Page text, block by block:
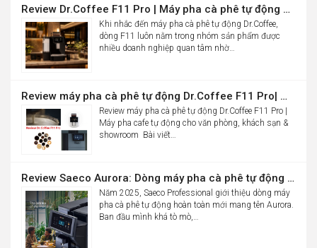
Review Dr.Coffee F11 Pro | Máy pha cà phê tự động cho văn phòng
Khi nhắc đến máy pha cà phê tự động Dr.Coffee,
dòng F11 luôn nằm trong nhóm sản phẩm được
nhiều doanh nghiệp quan tâm nhờ…
Review máy pha cà phê tự động Dr.Coffee F11 Pro| Máy pha cafe tự động cho văn phòng, khách sạn & showroom
Review máy pha cà phê tự động Dr.Coffee F11 Pro |
Máy pha cafe tự động cho văn phòng, khách sạn &
showroom Bài viết…
Review Saeco Aurora: Dòng máy pha cà phê tự động văn phòng mới của Saeco có gì đáng chú ý?
Năm 2025, Saeco Professional giới thiệu dòng máy
pha cà phê tự động hoàn toàn mới mang tên Aurora.
Ban đầu mình khá tò mò,…